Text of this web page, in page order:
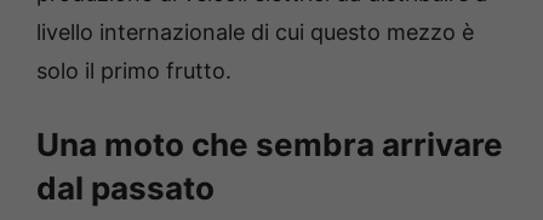
livello internazionale di cui questo mezzo è
solo il primo frutto.
Una moto che sembra arrivare
dal passato